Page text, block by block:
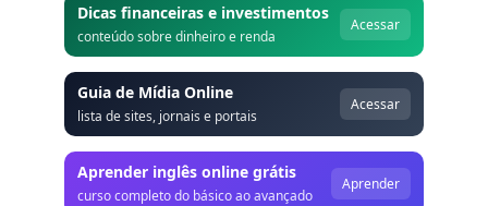
Dicas financeiras e investimentos
conteúdo sobre dinheiro e renda
Acessar
Guia de Mídia Online
lista de sites, jornais e portais
Acessar
Aprender inglês online grátis
curso completo do básico ao avançado
Aprender